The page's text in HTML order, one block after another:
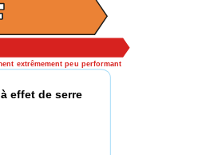
extrêmement peu performant
effet de serre